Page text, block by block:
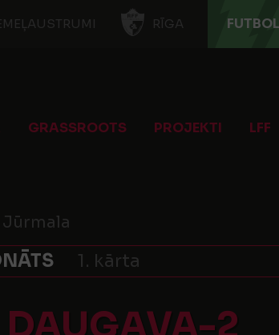
RĪGA
GRASSROOTS PROJEKTI LFF
1. kārta
DAUGAVA-2